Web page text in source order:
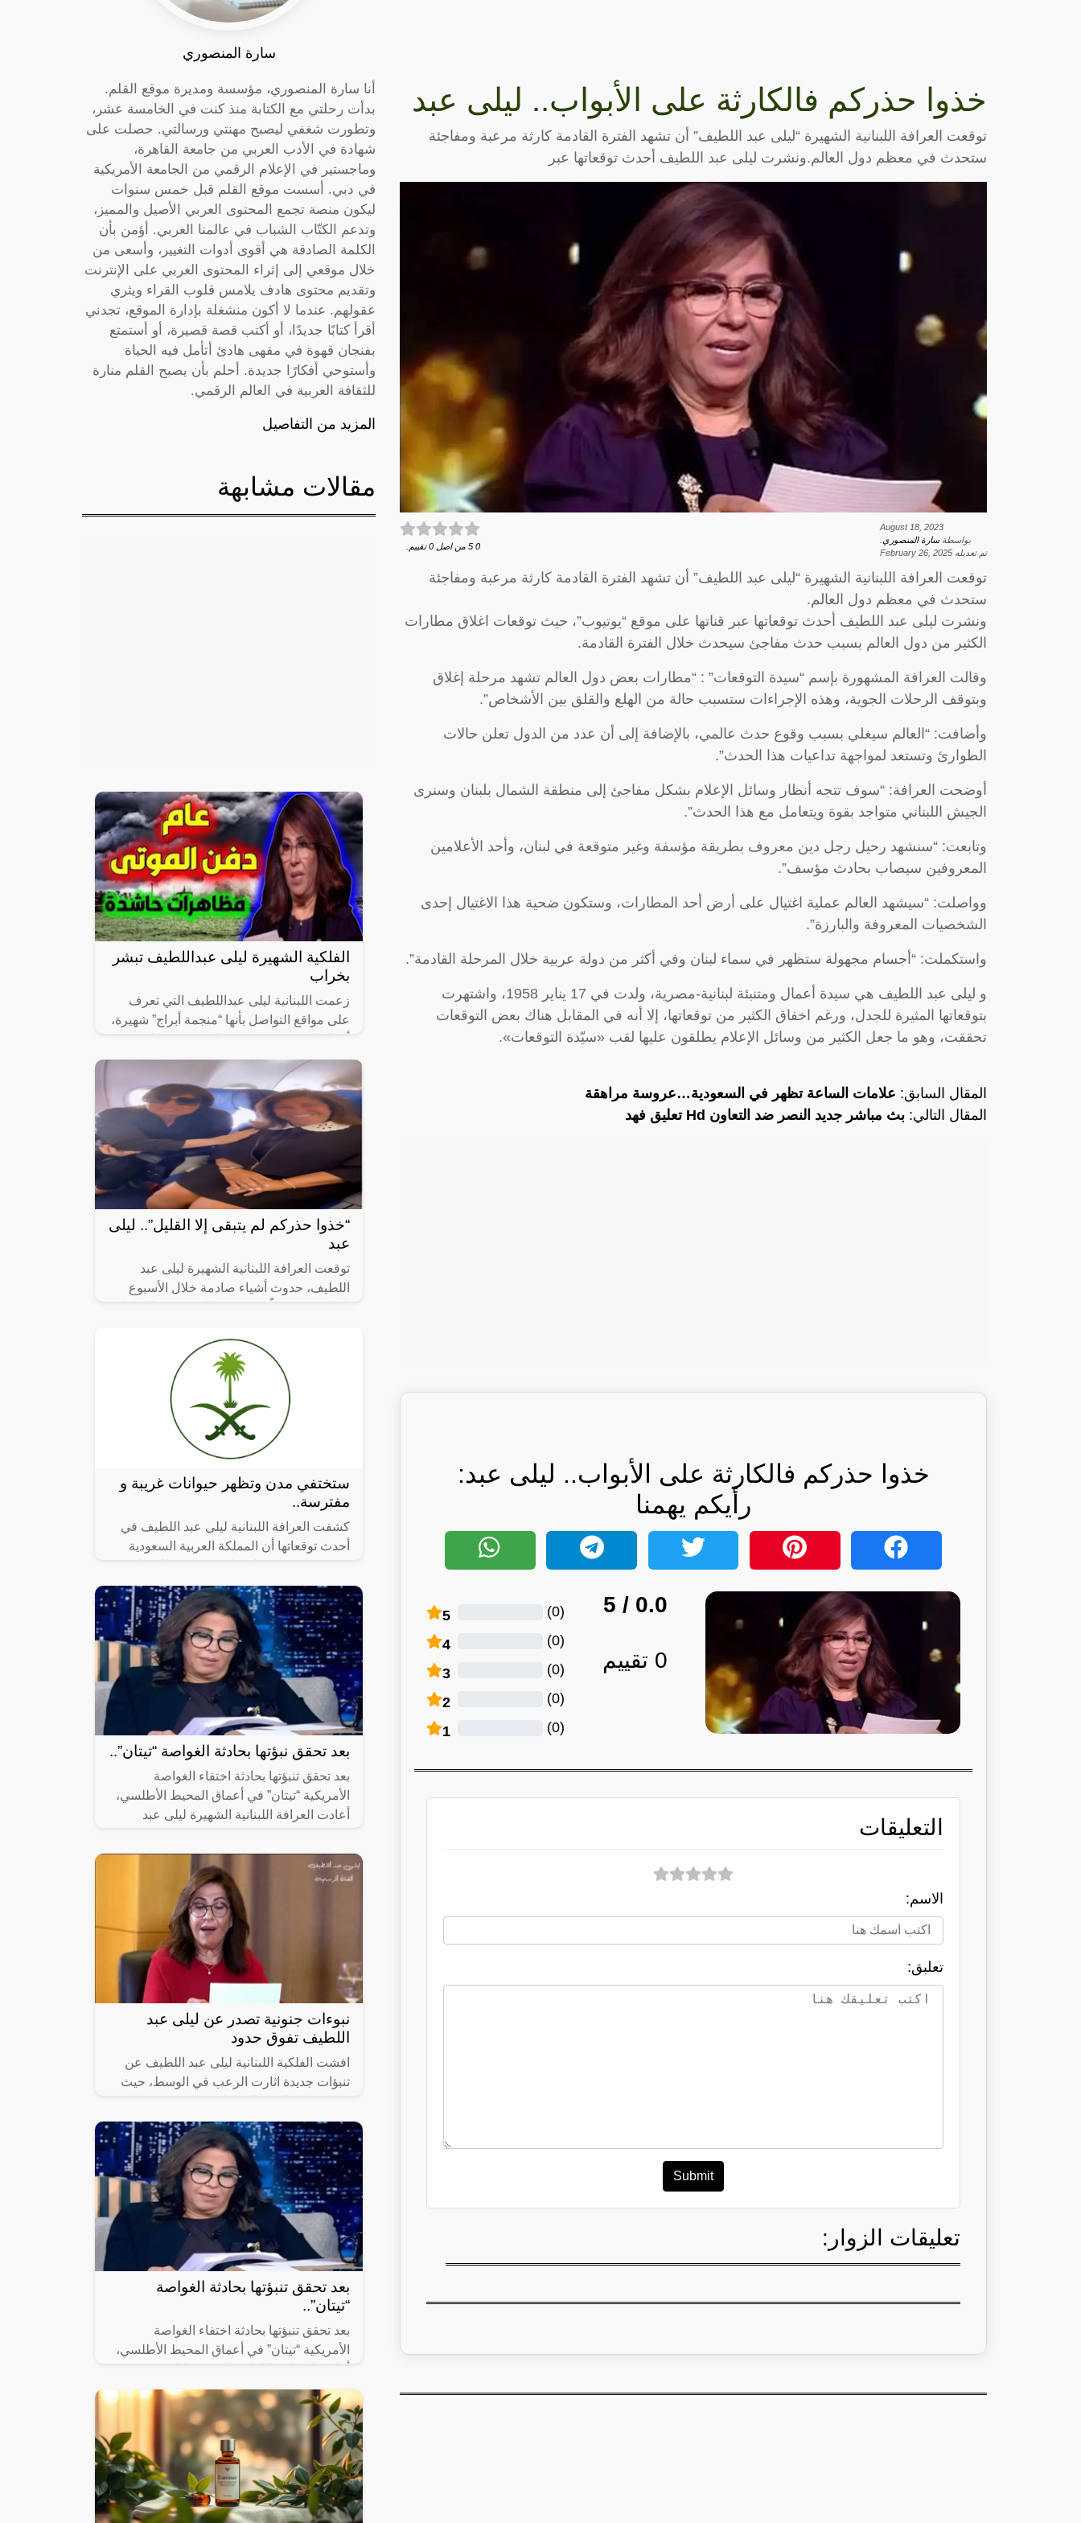
خذوا حذركم فالكارثة على الأبواب.. ليلى عبد
توقعت العرافة اللبنانية الشهيرة “ليلى عبد اللطيف” أن تشهد الفترة القادمة كارثة مرعبة ومفاجئة
ستحدث في معظم دول العالم.ونشرت ليلى عبد اللطيف أحدث توقعاتها عبر
August 18, 2023
بواسطةسارة المنصوري
تم تعديله February 26, 2025
0
5 من اصل 0 تقييم.
توقعت العرافة اللبنانية الشهيرة “ليلى عبد اللطيف” أن تشهد الفترة القادمة كارثة مرعبة ومفاجئة
ستحدث في معظم دول العالم.
ونشرت ليلى عبد اللطيف أحدث توقعاتها عبر قناتها على موقع “يوتيوب”، حيث توقعات اغلاق مطارات
الكثير من دول العالم بسبب حدث مفاجئ سيحدث خلال الفترة القادمة.
وقالت العرافة المشهورة بإسم “سيدة التوقعات” : “مطارات بعض دول العالم تشهد مرحلة إغلاق
وبتوقف الرحلات الجوية، وهذه الإجراءات ستسبب حالة من الهلع والقلق بين الأشخاص”.
وأضافت: “العالم سيغلي بسبب وقوع حدث عالمي، بالإضافة إلى أن عدد من الدول تعلن حالات
الطوارئ وتستعد لمواجهة تداعيات هذا الحدث”.
أوضحت العرافة: “سوف تتجه أنظار وسائل الإعلام بشكل مفاجئ إلى منطقة الشمال بلبنان وسنرى
الجيش اللبناني متواجد بقوة ويتعامل مع هذا الحدث”.
وتابعت: “سنشهد رحيل رجل دين معروف بطريقة مؤسفة وغير متوقعة في لبنان، وأحد الأعلامين
المعروفين سيصاب بحادث مؤسف”.
وواصلت: “سيشهد العالم عملية اغتيال على أرض أحد المطارات، وستكون ضحية هذا الاغتيال إحدى
الشخصيات المعروفة والبارزة”.
واستكملت: “أجسام مجهولة ستظهر في سماء لبنان وفي أكثر من دولة عربية خلال المرحلة القادمة”.
و ليلى عبد اللطيف هي سيدة أعمال ومتنبئة لبنانية-مصرية، ولدت في 17 يناير 1958، واشتهرت
بتوقعاتها المثيرة للجدل، ورغم اخفاق الكثير من توقعاتها، إلا أنه في المقابل هناك بعض التوقعات
تحققت، وهو ما جعل الكثير من وسائل الإعلام يطلقون عليها لقب «سيّدة التوقعات».
المقال السابق: علامات الساعة تظهر في السعودية…عروسة مراهقة
المقال التالي: بث مباشر جديد النصر ضد التعاون Hd تعليق فهد
خذوا حذركم فالكارثة على الأبواب.. ليلى عبد:
رأيكم يهمنا
0.0
/ 5
0 تقييم
5 (
0
)
4 (
0
)
3 (
0
)
2 (
0
)
1 (
0
)
التعليقات
الاسم:
تعلبق:
Submit
تعليقات الزوار:
سارة المنصوري
أنا سارة المنصوري، مؤسسة ومديرة موقع القلم.
بدأت رحلتي مع الكتابة منذ كنت في الخامسة عشر،
وتطورت شغفي ليصبح مهنتي ورسالتي. حصلت على
شهادة في الأدب العربي من جامعة القاهرة،
وماجستير في الإعلام الرقمي من الجامعة الأمريكية
في دبي. أسست موقع القلم قبل خمس سنوات
ليكون منصة تجمع المحتوى العربي الأصيل والمميز،
وتدعم الكتّاب الشباب في عالمنا العربي. أؤمن بأن
الكلمة الصادقة هي أقوى أدوات التغيير، وأسعى من
خلال موقعي إلى إثراء المحتوى العربي على الإنترنت
وتقديم محتوى هادف يلامس قلوب القراء ويثري
عقولهم. عندما لا أكون منشغلة بإدارة الموقع، تجدني
أقرأ كتابًا جديدًا، أو أكتب قصة قصيرة، أو أستمتع
بفنجان قهوة في مقهى هادئ أتأمل فيه الحياة
وأستوحي أفكارًا جديدة. أحلم بأن يصبح القلم منارة
للثقافة العربية في العالم الرقمي.
المزيد من التفاصيل
مقالات مشابهة
الفلكية الشهيرة ليلى عبداللطيف تبشر
بخراب
زعمت اللبنانية ليلى عبداللطيف التي تعرف
على مواقع التواصل بأنها “منجمة أبراج” شهيرة،
المستوى العالمي وأنه عام “دموي” بشكل
“خذوا حذركم لم يتبقى إلا القليل”.. ليلى
عبد
توقعت العرافة اللبنانية الشهيرة ليلى عبد
اللطيف، حدوث أشياء صادمة خلال الأسبوع
ستختفي مدن وتظهر حيوانات غريبة و
مفترسة..
كشفت العرافة اللبنانية ليلى عبد اللطيف في
أحدث توقعاتها أن المملكة العربية السعودية
ولي العهد الأمير محمد بن سلمان،
بعد تحقق نبؤتها بحادثة الغواصة “تيتان”..
بعد تحقق تنبؤتها بحادثة اختفاء الغواصة
الأمريكية “تيتان” في أعماق المحيط الأطلسي،
أعادت العرافة اللبنانية الشهيرة ليلى عبد
نبوءات جنونية تصدر عن ليلى عبد
اللطيف تفوق حدود
افشت الفلكية اللبنانية ليلى عبد اللطيف عن
تنبؤات جديدة اثارت الرعب في الوسط، حيث
حدوث مواجهات قريبة.
بعد تحقق تنبؤتها بحادثة الغواصة
“تيتان”..
بعد تحقق تنبؤتها بحادثة اختفاء الغواصة
الأمريكية “تيتان” في أعماق المحيط الأطلسي،
اللطيف نشر توقعاتها الجديدة التي